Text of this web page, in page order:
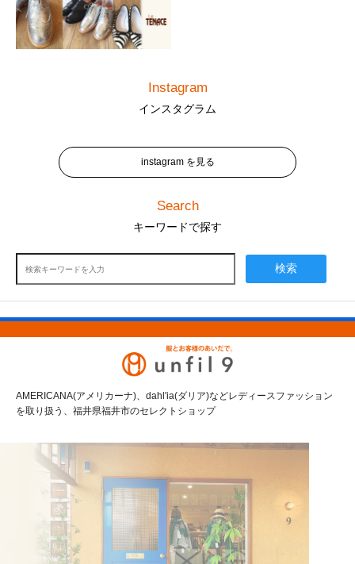
Instagram
インスタグラム
instagram を見る
Search
キーワードで探す
検索
AMERICANA(アメリカーナ)、dahl'ia(ダリア)などレディースファッション
を取り扱う、福井県福井市のセレクトショップ